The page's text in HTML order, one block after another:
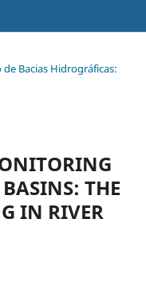
de Bacias Hidrográficas:
THE
IN RIVER